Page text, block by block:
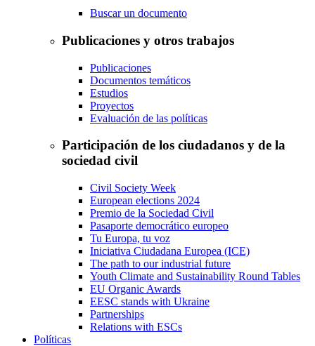
Buscar un documento
Publicaciones y otros trabajos
Publicaciones
Documentos temáticos
Estudios
Proyectos
Evaluación de las políticas
Participación de los ciudadanos y de la
sociedad civil
Civil Society Week
European elections 2024
Premio de la Sociedad Civil
Pasaporte democrático europeo
Tu Europa, tu voz
Iniciativa Ciudadana Europea (ICE)
The path to our industrial future
Youth Climate and Sustainability Round Tables
EU Organic Awards
EESC stands with Ukraine
Partnerships
Relations with ESCs
Políticas